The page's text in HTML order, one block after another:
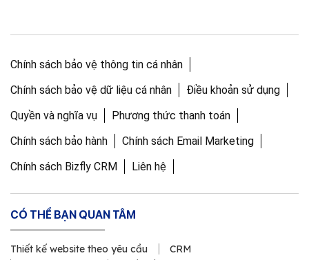
Chính sách bảo vệ thông tin cá nhân
Chính sách bảo vệ dữ liệu cá nhân
Điều khoản sử dụng
Quyền và nghĩa vụ
Phương thức thanh toán
Chính sách bảo hành
Chính sách Email Marketing
Chính sách Bizfly CRM
Liên hệ
CÓ THỂ BẠN QUAN TÂM
Thiết kế website theo yêu cầu
CRM